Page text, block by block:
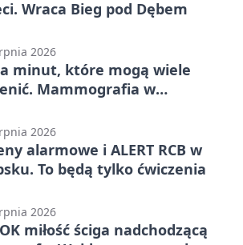
Wraca Bieg pod Dębem
2026
minut, które mogą wiele
Mammografia w
2026
alarmowe i ALERT RCB w
To będą tylko ćwiczenia
2026
miłość ściga nadchodzącą